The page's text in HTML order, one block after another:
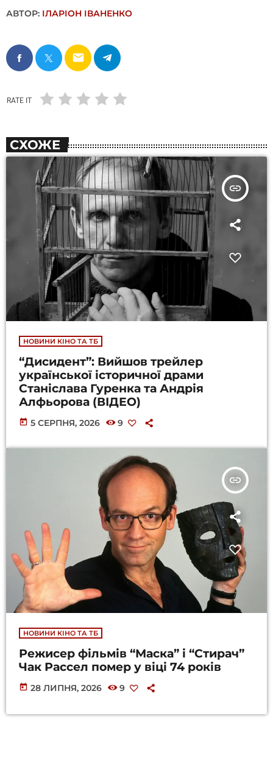
АВТОР: ІЛАРІОН ІВАНЕНКО
email
RATE IT
СХОЖЕ
insert_link
НОВИНИ КІНО ТА ТБ
“Дисидент”: Вийшов трейлер
української історичної драми
Станіслава Гуренка та Андрія
Алфьорова (ВІДЕО)
today 5 СЕРПНЯ, 2026 9
insert_link
НОВИНИ КІНО ТА ТБ
Режисер фільмів “Маска” і “Стирач”
Чак Рассел помер у віці 74 років
today 28 ЛИПНЯ, 2026 9